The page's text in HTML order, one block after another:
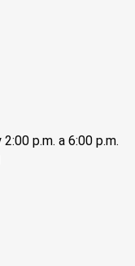
p.m. a 6:00 p.m.